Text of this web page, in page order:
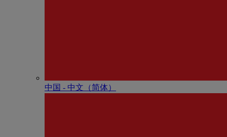
中国 - 中⽂（简体）